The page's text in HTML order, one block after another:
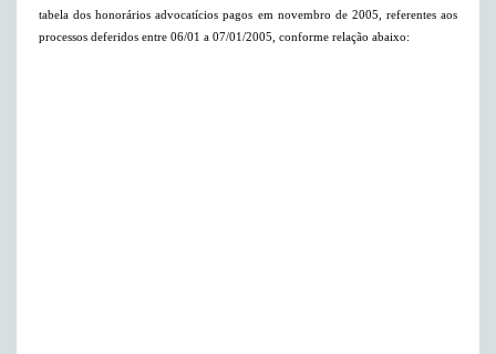
tabela dos honorários advocatícios pagos em novembro de 2005, referentes aos
processos deferidos entre 06/01 a 07/01/2005, conforme relação abaixo: